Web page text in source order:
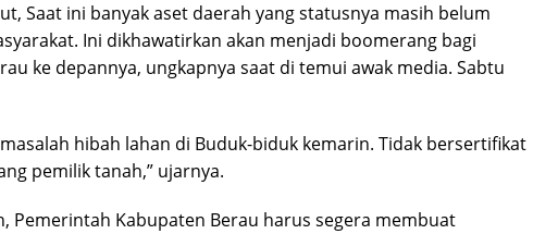
Saat ini banyak aset daerah yang statusnya masih belum
Ini dikhawatirkan akan menjadi boomerang bagi
ke depannya, ungkapnya saat di temui awak media. Sabtu
hibah lahan di Buduk-biduk kemarin. Tidak bersertifikat
pemilik tanah,” ujarnya.
Pemerintah Kabupaten Berau harus segera membuat